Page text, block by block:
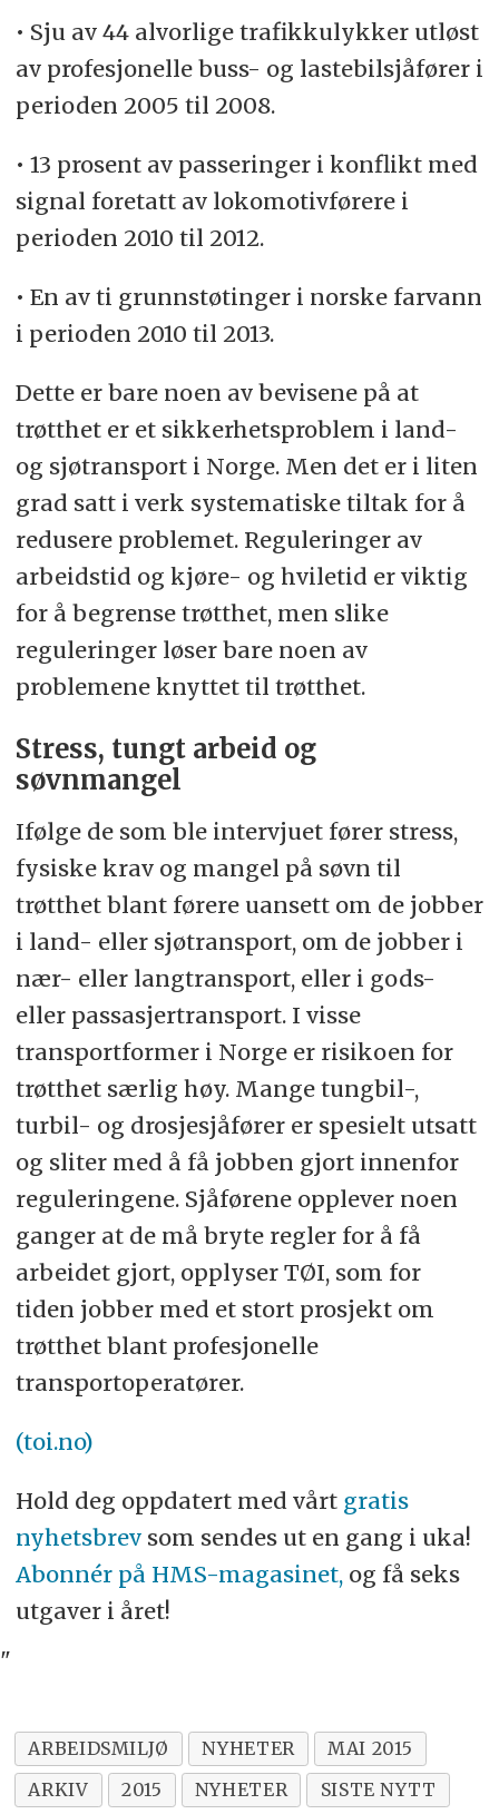
• Sju av 44 alvorlige trafikkulykker utløst
av profesjonelle buss- og lastebilsjåfører i
perioden 2005 til 2008.
• 13 prosent av passeringer i konflikt med
signal foretatt av lokomotivførere i
perioden 2010 til 2012.
• En av ti grunnstøtinger i norske farvann
i perioden 2010 til 2013.
Dette er bare noen av bevisene på at
trøtthet er et sikkerhetsproblem i land-
og sjøtransport i Norge. Men det er i liten
grad satt i verk systematiske tiltak for å
redusere problemet. Reguleringer av
arbeidstid og kjøre- og hviletid er viktig
for å begrense trøtthet, men slike
reguleringer løser bare noen av
problemene knyttet til trøtthet.
Stress, tungt arbeid og
søvnmangel
Ifølge de som ble intervjuet fører stress,
fysiske krav og mangel på søvn til
trøtthet blant førere uansett om de jobber
i land- eller sjøtransport, om de jobber i
nær- eller langtransport, eller i gods-
eller passasjertransport. I visse
transportformer i Norge er risikoen for
trøtthet særlig høy. Mange tungbil-,
turbil- og drosjesjåfører er spesielt utsatt
og sliter med å få jobben gjort innenfor
reguleringene. Sjåførene opplever noen
ganger at de må bryte regler for å få
arbeidet gjort, opplyser TØI, som for
tiden jobber med et stort prosjekt om
trøtthet blant profesjonelle
transportoperatører.
(toi.no)
Hold deg oppdatert med vårt gratis
nyhetsbrevsom sendes ut en gang i uka!
Abonnér på HMS-magasinet,og få seks
utgaver i året!
"
ARBEIDSMILJØ NYHETER
MAI 2015
ARKIV
2015 NYHETER SISTE NYTT